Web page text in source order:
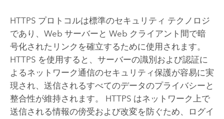
HTTPS プロトコルは標準のセキュリティ テクノロジ
であり、Web サーバーと Web クライアント間で暗
号化されたリンクを確立するために使用されます。
HTTPS を使用すると、サーバーの識別および認証に
よるネットワーク通信のセキュリティ保護が容易に実
現され、送信されるすべてのデータのプライバシーと
整合性が維持されます。 HTTPS はネットワーク上で
送信される情報の傍受および改変を防ぐため、ログイ